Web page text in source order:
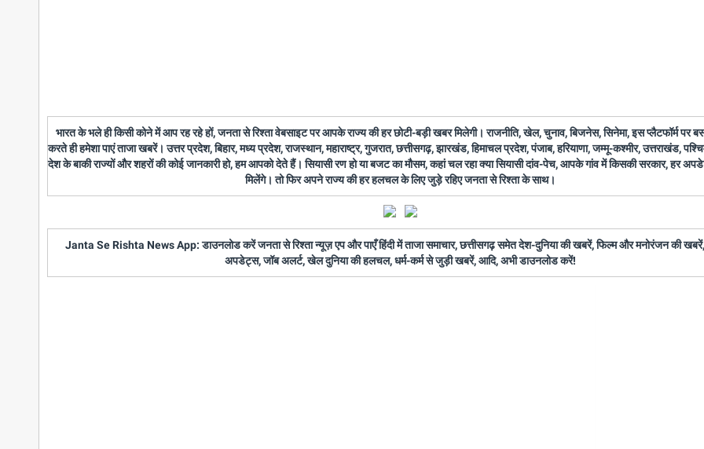
भारत के भले ही किसी कोने में आप रह रहे हों, जनता से रिश्ता वेबसाइट पर आपके राज्य की हर छोटी-बड़ी खबर मिलेगी। राजनीति, खेल, चुनाव, बिजनेस, सिनेमा, इस प्लैटफॉर्म पर
करते ही हमेशा पाएं ताजा खबरें। उत्तर प्रदेश, बिहार, मध्य प्रदेश, राजस्थान, महाराष्ट्र, गुजरात, छत्तीसगढ़, झारखंड, हिमाचल प्रदेश, पंजाब, हरियाणा, जम्मू-कश्मीर, उत्तराखंड,
देश के बाकी राज्यों और शहरों की कोई जानकारी हो, हम आपको देते हैं। सियासी रण हो या बजट का मौसम, कहां चल रहा क्या सियासी दांव-पेच, आपके गांव में किसकी सरकार, हर
मिलेंगे। तो फिर अपने राज्य की हर हलचल के लिए जुड़े रहिए जनता से रिश्ता के साथ।
Janta Se Rishta News App: डाउनलोड करें जनता से रिश्ता न्यूज़ एप और पाएँ हिंदी में ताजा समाचार, छत्तीसगढ़ समेत देश-दुनिया की खबरें, फिल्म और मनोरंजन की
अपडेट्स, जॉब अलर्ट, खेल दुनिया की हलचल, धर्म-कर्म से जुड़ी खबरें, आदि, अभी डाउनलोड करें!